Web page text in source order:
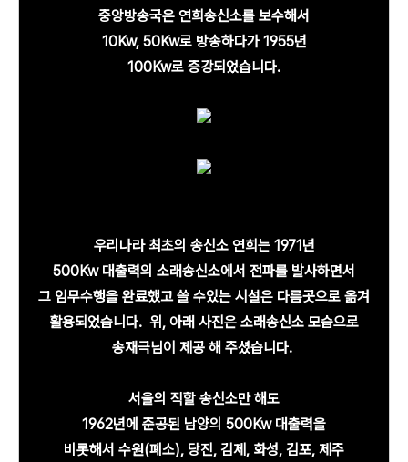
중앙방송국은 연희송신소를 보수해서
10Kw, 50Kw로 방송하다가 1955년
100Kw로 증강되었습니다.
우리나라 최초의 송신소 연희는 1971년
500Kw 대출력의 소래송신소에서 전파를 발사하면서
그 임무수행을 완료했고 쓸 수있는 시설은 다름곳으로 옮겨
활용되었습니다. 위, 아래 사진은 소래송신소 모습으로
송재극님이 제공 해 주셨습니다.
서울의 직할 송신소만 해도
1962년에 준공된 남양의 500Kw 대출력을
비롯해서 수원(폐소), 당진, 김제, 화성, 김포, 제주